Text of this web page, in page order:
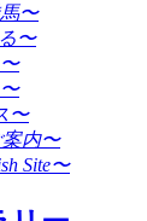
〜
〜
〜
内〜
Site〜